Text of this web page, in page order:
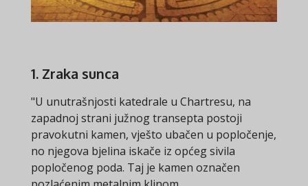
1. Zraka sunca
"U unutrašnjosti katedrale u Chartresu, na
zapadnoj strani južnog transepta postoji
pravokutni kamen, vješto ubačen u popločenje,
no njegova bjelina iskače iz općeg sivila
popločenog poda. Taj je kamen označen